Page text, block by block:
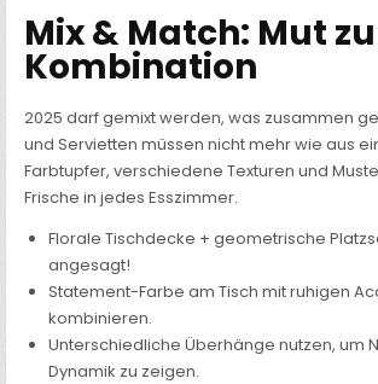
Mix & Match: Mut
Kombination
2025 darf gemixt werden, was zusammen
und Servietten müssen nicht mehr wie aus
Farbtupfer, verschiedene Texturen und
Frische in jedes Esszimmer.
Florale Tischdecke + geometrische
angesagt!
Statement-Farbe am Tisch mit ruhigen
kombinieren.
Unterschiedliche Überhänge nutzen, um
Dynamik zu zeigen.